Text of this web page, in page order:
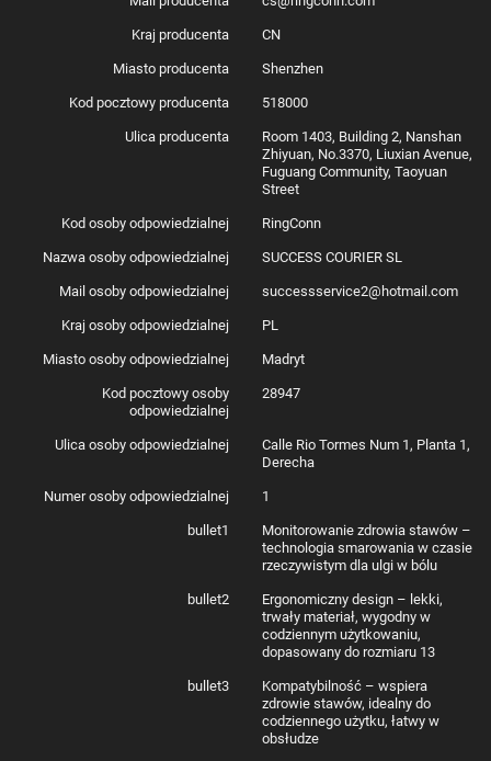
Kraj producenta CN
Miasto producenta Shenzhen
Kod pocztowy producenta 518000
Ulica producenta
Room 1403, Building 2, Nanshan
Zhiyuan, No.3370, Liuxian Avenue,
Fuguang Community, Taoyuan
Street
Kod osoby odpowiedzialnej RingConn
Nazwa osoby odpowiedzialnej SUCCESS COURIER SL
Mail osoby odpowiedzialnej successservice2@hotmail.com
Kraj osoby odpowiedzialnej PL
Miasto osoby odpowiedzialnej Madryt
Kod pocztowy osoby
odpowiedzialnej
28947
Ulica osoby odpowiedzialnej
Calle Rio Tormes Num 1, Planta 1,
Derecha
Numer osoby odpowiedzialnej 1
bullet1
Monitorowanie zdrowia stawów –
technologia smarowania w czasie
rzeczywistym dla ulgi w bólu
bullet2
Ergonomiczny design – lekki,
trwały materiał, wygodny w
codziennym użytkowaniu,
dopasowany do rozmiaru 13
bullet3
Kompatybilność – wspiera
zdrowie stawów, idealny do
codziennego użytku, łatwy w
obsłudze